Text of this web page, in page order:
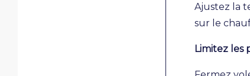
Ajustez la
sur le
Limitez les